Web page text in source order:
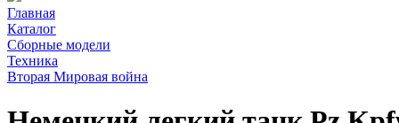
Главная
Каталог
Сборные модели
Техника
Вторая Мировая война